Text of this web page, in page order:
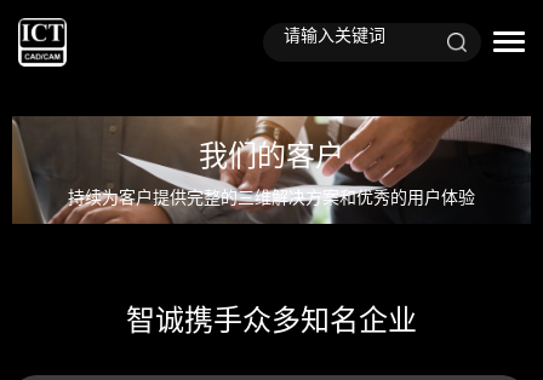
我们的客户
持续为客户提供完整的三维解决方案和优秀的用户体验
智诚携手众多知名企业